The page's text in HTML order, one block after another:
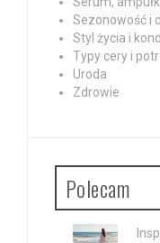
Sezonowość i
Styl życia i
Typy cery i
Uroda
Zdrowie
Polecam